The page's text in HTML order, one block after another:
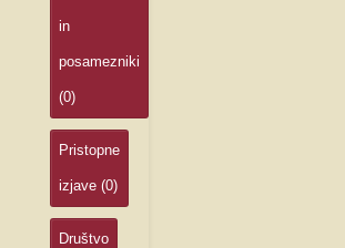
in
posamezniki
(0)
Pristopne
izjave (0)
Društvo